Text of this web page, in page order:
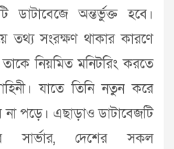
ডাটাবেজে অন্তর্ভুক্ত হবে।
তথ্য সংরক্ষণ থাকার কারণে
নিয়মিত মনিটরিং করতে
যাতে তিনি নতুন করে
পড়ে। এছাড়াও ডাটাবেজটি
সার্ভার, দেশের সকল